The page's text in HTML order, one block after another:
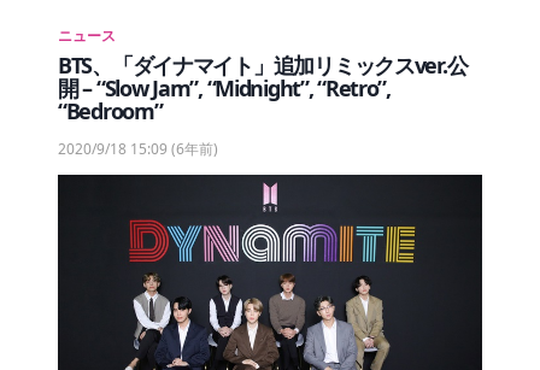
ニュース
BTS、「ダイナマイト」追加リミックスver.公
開 – “Slow Jam”, “Midnight”, “Retro”,
“Bedroom”
2020/9/18 15:09 (6年前)